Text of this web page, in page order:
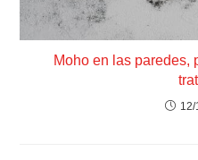
Moho en las paredes,
12/